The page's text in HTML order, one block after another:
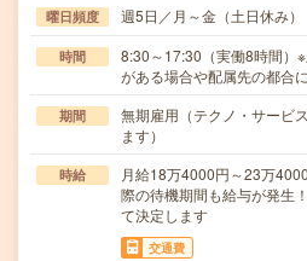
曜日頻度 週5日／月～金（土日休み）
時間
8:30～17:30（実働8時間）
がある場合や配属先の都合
期間
無期雇用（テクノ・サービ
ます）
時給
月給18万4000円～23万
際の待機期間も給与が発生
て決定します
交通費